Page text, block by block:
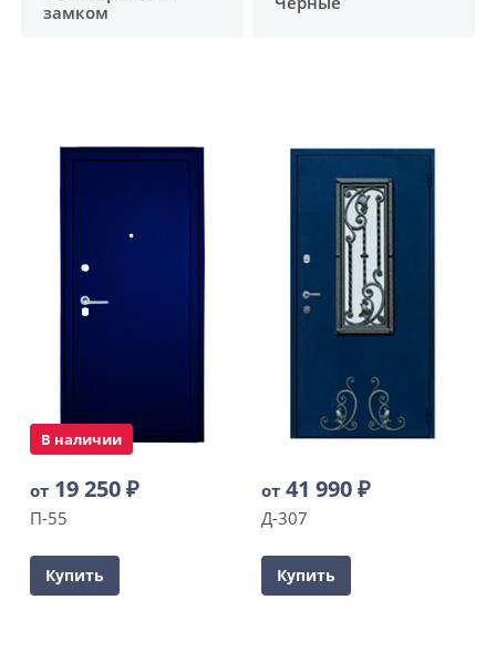
замком
В наличии
от 19 250₽
П-55
Купить
от 41 990₽
Д-307
Купить